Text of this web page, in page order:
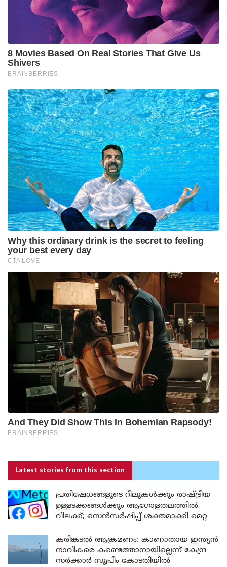
Latest stories from this section
പ്രതിഷേധങ്ങളുടെ റീലുകൾക്കും രാഷ്ട്രീയ
ഉള്ളടക്കങ്ങൾക്കും ആഗോളതലത്തിൽ
വിലക്ക്; സെൻസർഷിപ്പ് ശക്തമാക്കി മെറ്റ
കരിങ്കടൽ ആക്രമണം: കാണാതായ ഇന്ത്യൻ
നാവികരെ കണ്ടെത്താനായില്ലെന്ന് കേന്ദ്ര
സർക്കാർ സുപ്രീം കോടതിയിൽ